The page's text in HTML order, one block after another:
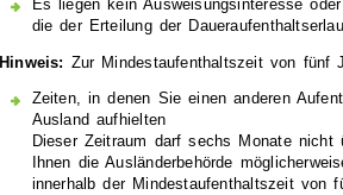
Es liegen kein Ausweisungsinteresse
die der Erteilung der
Hinweis: Zur Mindestaufenthaltszeit von fünf
Zeiten, in denen Sie einen anderen
Ausland aufhielten
Dieser Zeitraum darf sechs Monate
Ihnen die Ausländerbehörde
innerhalb der Mindestaufenthaltszeit von